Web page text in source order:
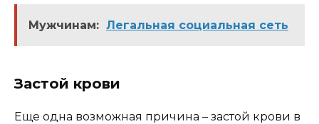
Мужчинам: Легальная социальная сеть
Застой крови
Еще одна возможная причина – застой крови в